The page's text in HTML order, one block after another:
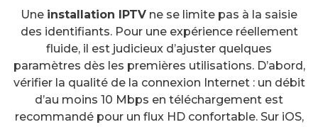
Une installation IPTV ne se limite pas à la saisie
des identifiants. Pour une expérience réellement
fluide, il est judicieux d’ajuster quelques
paramètres dès les premières utilisations. D’abord,
vérifier la qualité de la connexion Internet : un débit
d’au moins 10 Mbps en téléchargement est
recommandé pour un flux HD confortable. Sur iOS,